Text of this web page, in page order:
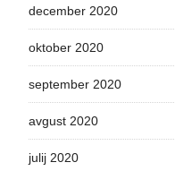
december 2020
oktober 2020
september 2020
avgust 2020
julij 2020